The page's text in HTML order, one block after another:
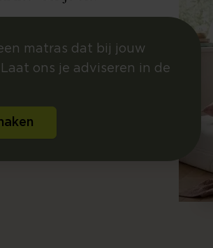
matras dat bij jouw
ons je adviseren in de